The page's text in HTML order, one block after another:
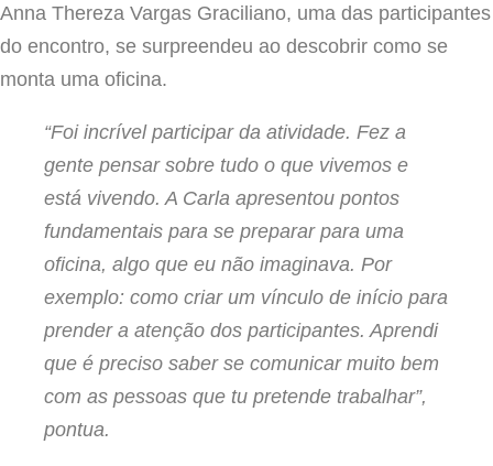
Anna Thereza Vargas Graciliano, uma das participantes
do encontro, se surpreendeu ao descobrir como se
monta uma oficina.
“Foi incrível participar da atividade. Fez a
gente pensar sobre tudo o que vivemos e
está vivendo. A Carla apresentou pontos
fundamentais para se preparar para uma
oficina, algo que eu não imaginava. Por
exemplo: como criar um vínculo de início para
prender a atenção dos participantes. Aprendi
que é preciso saber se comunicar muito bem
com as pessoas que tu pretende trabalhar”,
pontua.